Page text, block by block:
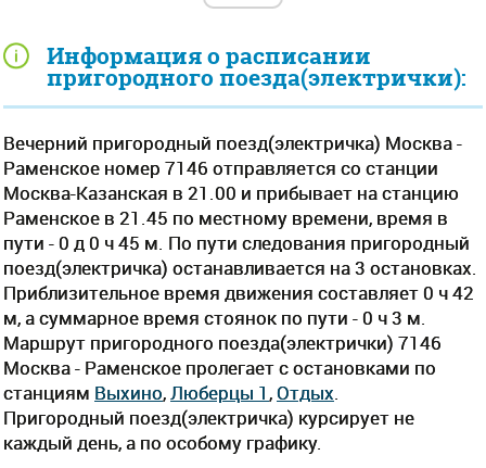
Информация о расписании
пригородного поезда(электрички):
Вечерний пригородный поезд(электричка) Москва -
Раменское номер 7146 отправляется со станции
Москва-Казанская в 21.00 и прибывает на станцию
Раменское в 21.45 по местному времени, время в
пути - 0 д 0 ч 45 м. По пути следования пригородный
поезд(электричка) останавливается на 3 остановках.
Приблизительное время движения составляет 0 ч 42
м, а суммарное время стоянок по пути - 0 ч 3 м.
Маршрут пригородного поезда(электрички) 7146
Москва - Раменское пролегает c остановками по
станциям Выхино, Люберцы 1 ,Отдых
Пригородный поезд(электричка) курсирует не
каждый день, а по особому графику.